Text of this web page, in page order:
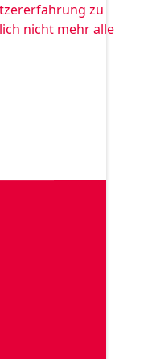
zu
nicht mehr alle